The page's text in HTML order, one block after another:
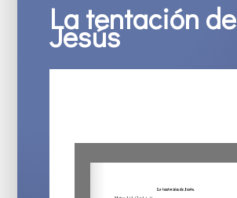
La tentación de
Jesús